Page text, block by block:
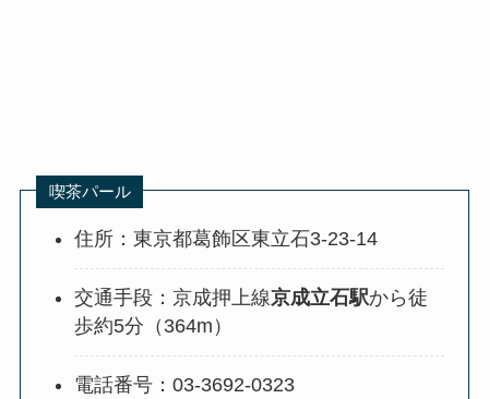
喫茶パール
住所：東京都葛飾区東立石3-23-14
交通手段：京成押上線京成立石駅から徒
歩約5分（364m）
電話番号：03-3692-0323